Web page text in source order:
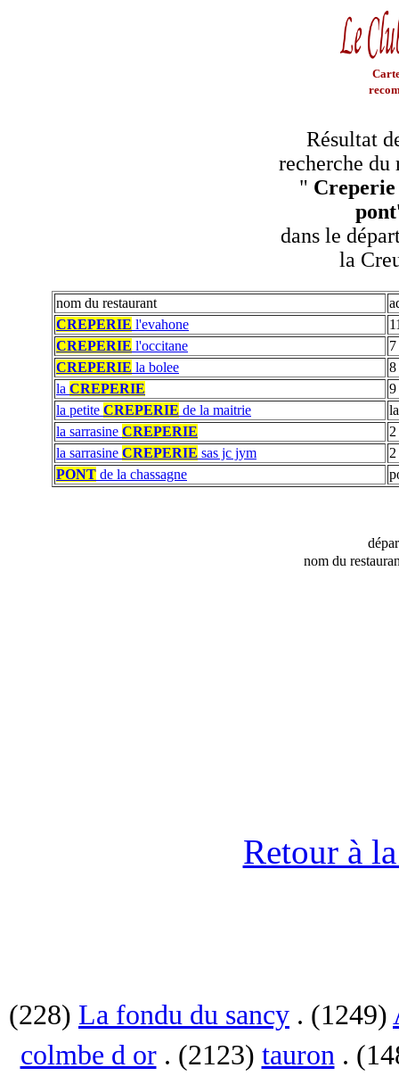
Résultat
recherche du
"
pont
dans le
la
nom du restaurant
CREPERIE l'evahone
CREPERIE l'occitane
CREPERIE la bolee
8
la CREPERIE
9
la petite CREPERIE de la maitrie
la sarrasine CREPERIE
la sarrasine CREPERIE sas jc jym
PONT de la chassagne
nom du
Retour à
(228) La fondu du sancy . (1249)
colmbe d or. (2123) tauron.